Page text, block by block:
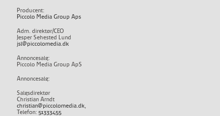
Producent:
Piccolo Media Group Aps
Adm. direktør/CEO
Jesper Sehested Lund
jsl@piccolomedia.dk
Annoncesalg:
Piccolo Media Group ApS
Annoncesalg:
Salgsdirektør
Christian Arndt
christian@piccolomedia.dk,
Telefon: 51333455